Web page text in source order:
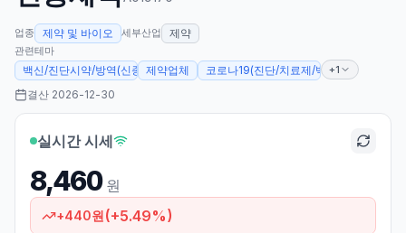
업종 제약 및 바이오 세부산업 제약
관련테마
백신/진단시약/방역(신종플루, AI 등)
제약업체 코로나19(진단/치료제/백신 개발 등)
+1
결산 2026-12-30
실시간 시세
8,460 원
+440원(+5.49%)